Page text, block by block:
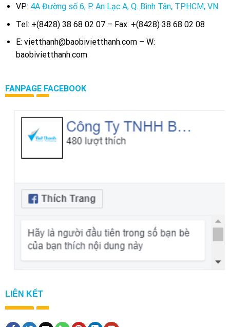
VP: 4A Đường số 6, P. An Lạc A, Q. Bình Tân, TP.HCM, VN
Tel: +(8428) 38 68 02 07 – Fax: +(8428) 38 68 02 08
E: vietthanh@baobivietthanh.com – W:
baobivietthanh.com
FANPAGE FACEBOOK
LIÊN KẾT